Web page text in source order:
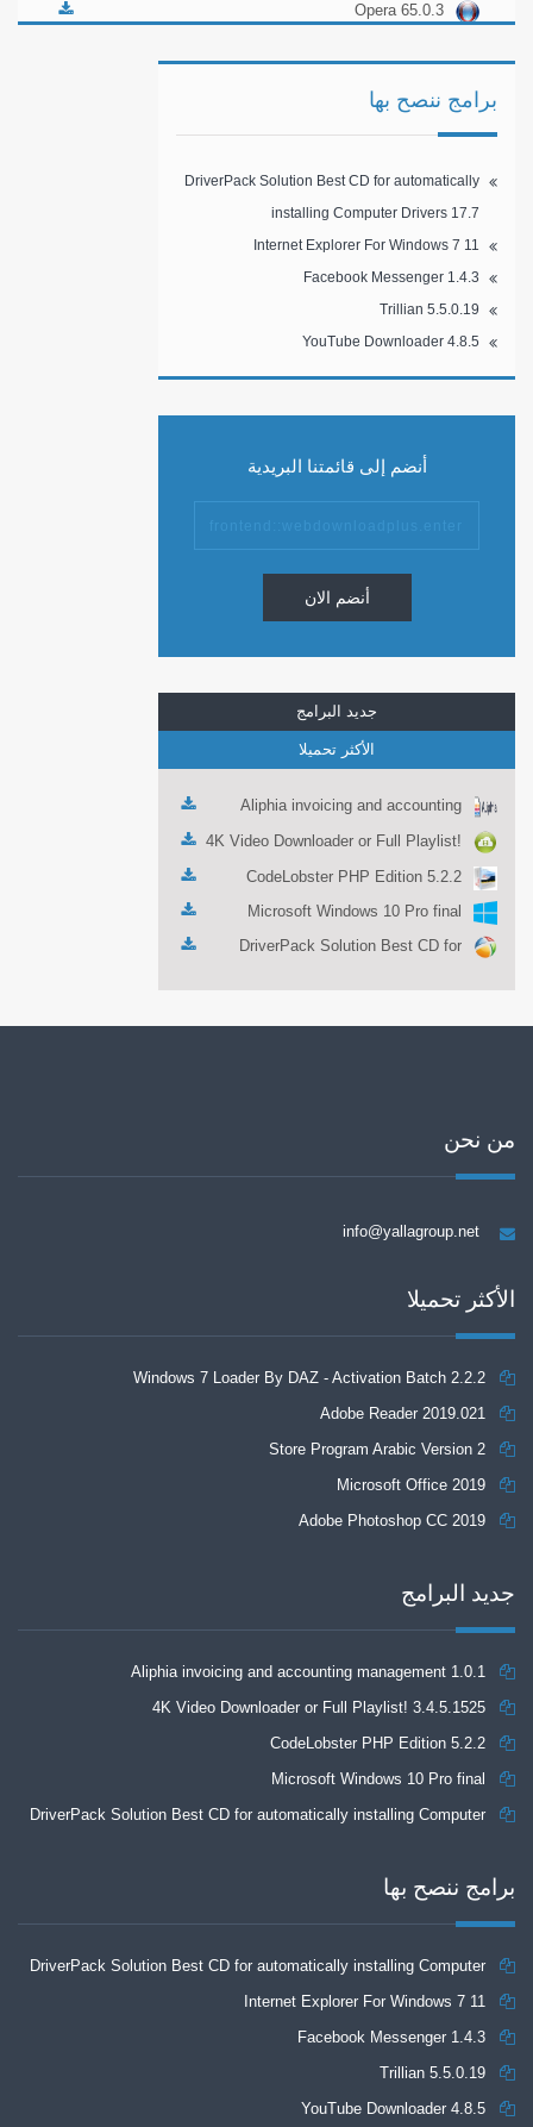
Opera 65.0.3
برامج ننصح بها
DriverPack Solution Best CD for automatically
installing Computer Drivers 17.7
Internet Explorer For Windows 7 11
Facebook Messenger 1.4.3
Trillian 5.5.0.19
YouTube Downloader 4.8.5
أنضم إلى قائمتنا البريدية
أنضم الان
جديد البرامج
الأكثر تحميلا
Aliphia invoicing and accounting
management 1.0.1
4K Video Downloader or Full Playlist!
3.4.5.1525
CodeLobster PHP Edition 5.2.2
Microsoft Windows 10 Pro final
DriverPack Solution Best CD for
من نحن
info@yallagroup.net
الأكثر تحميلا
Windows 7 Loader By DAZ - Activation Batch 2.2.2
Adobe Reader 2019.021
Store Program Arabic Version 2
Microsoft Office 2019
Adobe Photoshop CC 2019
جديد البرامج
Aliphia invoicing and accounting management 1.0.1
4K Video Downloader or Full Playlist! 3.4.5.1525
CodeLobster PHP Edition 5.2.2
Microsoft Windows 10 Pro final
DriverPack Solution Best CD for automatically installing Computer
برامج ننصح بها
DriverPack Solution Best CD for automatically installing Computer
Drivers 17.7
Internet Explorer For Windows 7 11
Facebook Messenger 1.4.3
Trillian 5.5.0.19
YouTube Downloader 4.8.5